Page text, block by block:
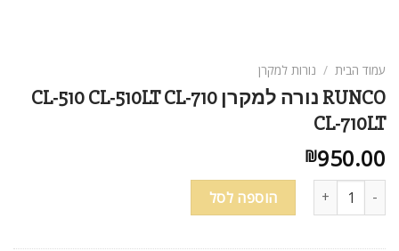
עמוד הבית / נורות למקרן
RUNCO נורה למקרן CL-510 CL-510LT CL-710
CL-710LT
₪950.00
כמות של RUNCO נורה למקרן CL-510 CL-510LT CL-710 CL-710LT הוספה לסל